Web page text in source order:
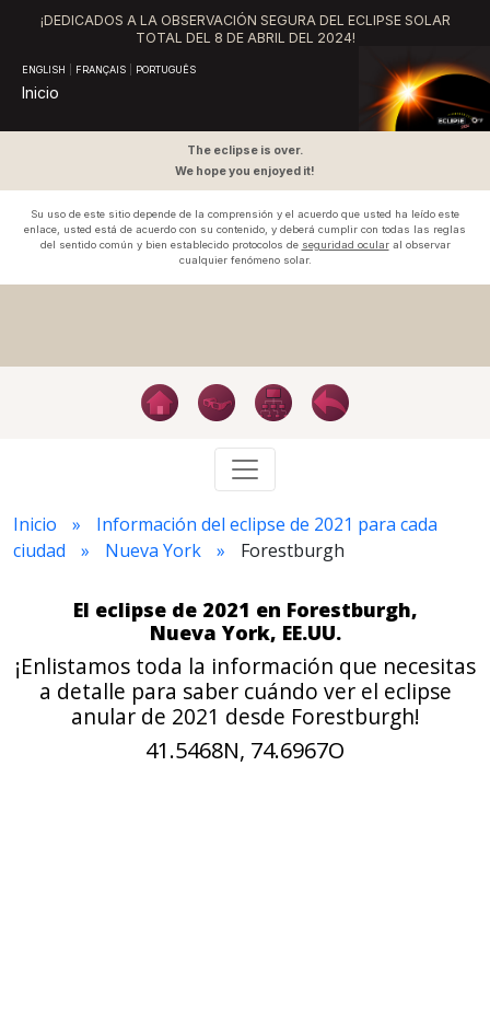
¡DEDICADOS A LA OBSERVACIÓN SEGURA DEL ECLIPSE SOLAR
TOTAL DEL 8 DE ABRIL DEL 2024!
ENGLISH FRANÇAIS PORTUGUÊS
Inicio
The eclipse is over.
We hope you enjoyed it!
Su uso de este sitio depende de la comprensión y el acuerdo que usted ha leído este
enlace, usted está de acuerdo con su contenido, y deberá cumplir con todas las reglas
del sentido común y bien establecido protocolos de seguridad ocularal observar
cualquier fenómeno solar.
Inicio
Información del eclipse de 2021 para cada
ciudad
Nueva York Forestburgh
El eclipse de 2021 en Forestburgh,
Nueva York, EE.UU.
¡Enlistamos toda la información que necesitas
a detalle para saber cuándo ver el eclipse
anular de 2021 desde Forestburgh!
41.5468N, 74.6967O